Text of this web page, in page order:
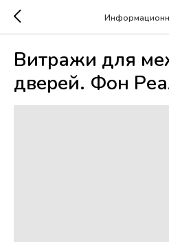
Витражи для
дверей. Фон